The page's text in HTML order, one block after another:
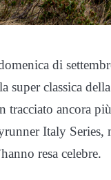
di
classica
tracciato ancora
Italy Series,
resa celebre.